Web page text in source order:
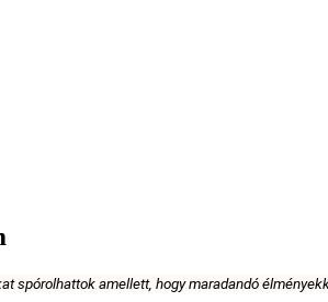
spórolhattok amellett, hogy maradandó